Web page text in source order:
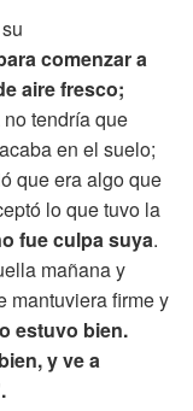
comenzar a
aire fresco;
no tendría que
en el suelo;
que era algo que
lo que tuvo la
fue culpa suya.
mañana y
mantuviera firme y
estuvo bien.
y ve a